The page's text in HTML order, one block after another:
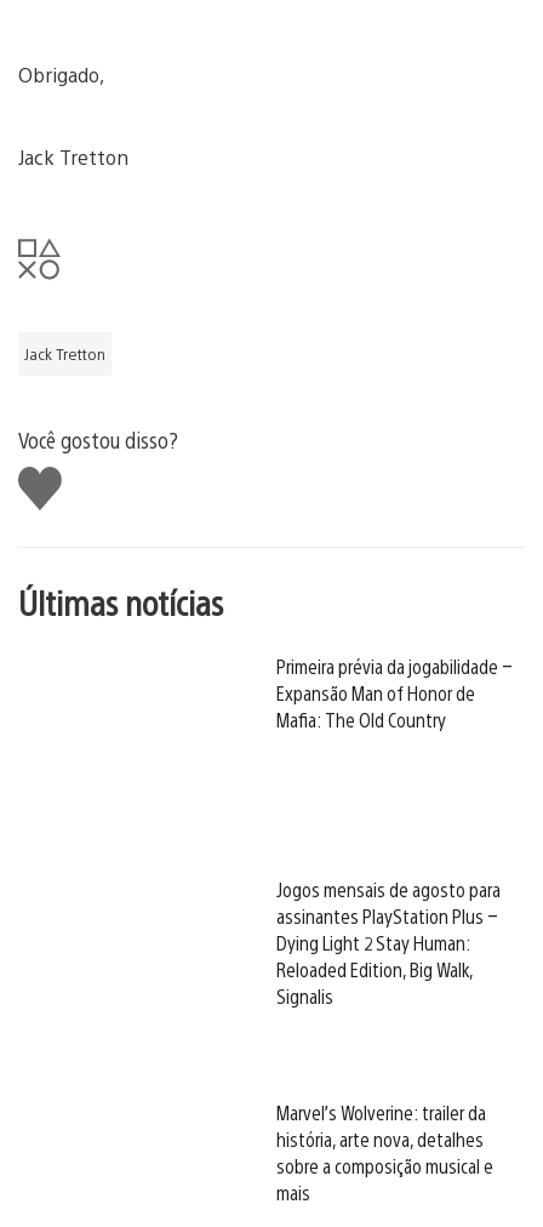
Obrigado,
Jack Tretton
Jack Tretton
Você gostou disso?
Curtir
Últimas notícias
Primeira prévia da jogabilidade –
Expansão Man of Honor de
Mafia: The Old Country
Jogos mensais de agosto para
assinantes PlayStation Plus –
Dying Light 2 Stay Human:
Reloaded Edition, Big Walk,
Signalis
Marvel’s Wolverine: trailer da
história, arte nova, detalhes
sobre a composição musical e
mais